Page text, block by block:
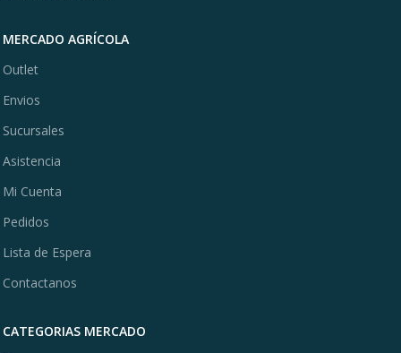
MERCADO AGRÍCOLA
Outlet
Envios
Sucursales
Asistencia
Mi Cuenta
Pedidos
Lista de Espera
Contactanos
CATEGORIAS MERCADO